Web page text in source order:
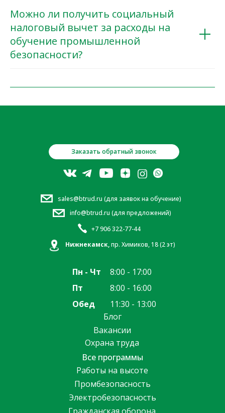
Можно ли получить социальный
налоговый вычет за расходы на
обучение промышленной
безопасности?
info@btrud.ru (для предложений)
Нижнекамск,пр. Химиков, 18 (2 эт)
Пн - Чт
Пт
Обед
8:00 - 17:00
8:00 - 16:00
11:30 - 13:00
+7 906 322-77-44
Заказать обратный звонок
Все программы
Блог
Вакансии
sales@btrud.ru (для заявок на обучение)
Охрана труда
Промбезопасность
Работы на высоте
Электробезопасность